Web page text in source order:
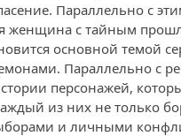
Параллельно с
женщина с тайным
основной темой
Параллельно с
персонажей,
из них не только
и личными